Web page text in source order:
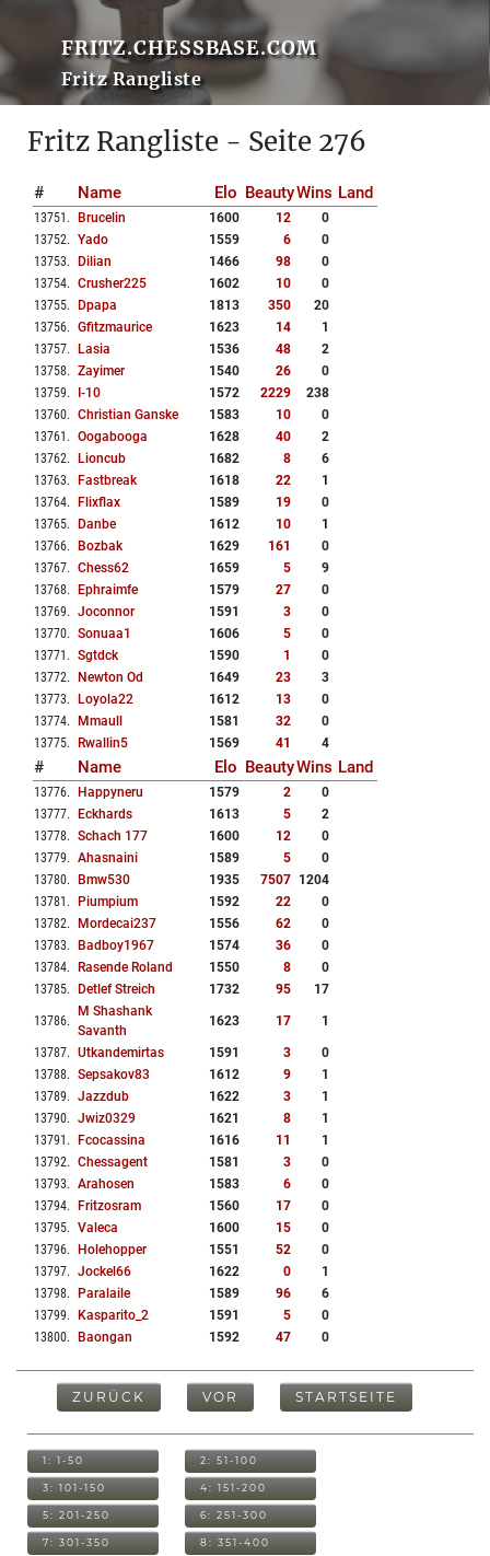
FRITZ.CHESSBASE.COM
Fritz Rangliste
Fritz Rangliste - Seite 276
# Name Elo BeautyWins Land
13751 . Brucelin 1600 12
0
13752. Yado 1559 6
0
13753. Dilian 1466 98
0
13754. Crusher225 1602 10
0
13755. Dpapa 1813 350
20
13756. Gfitzmaurice 1623 14
1
13757. Lasia 1536 48
2
13758. Zayimer 1540 26
0
13759. I-10 1572 2229
238
13760. Christian Ganske 1583 10
0
13761 . Oogabooga 1628 40
2
13762. Lioncub 1682 8
6
13763. Fastbreak 1618 22
1
13764. Flixflax 1589 19
0
13765. Danbe 1612 10
1
13766. Bozbak 1629 161
0
13767. Chess62 1659 5
9
13768. Ephraimfe 1579 27
0
13769. Joconnor 1591 3
0
13770. Sonuaa1 1606 5
0
13771 . Sgtdck 1590 1
0
13772. Newton Od 1649 23
3
13773. Loyola22 1612 13
0
13774. Mmaull 1581 32
0
13775. Rwallin5 1569 41 4
# Name Elo BeautyWins Land
13776. Happyneru 1579 2
0
13777. Eckhards 1613 5
2
13778. Schach 177 1600 12
0
13779. Ahasnaini 1589 5
0
13780. Bmw530 1935 7507 1204
13781 . Piumpium 1592 22
0
13782. Mordecai237 1556 62
0
13783. Badboy1967 1574 36
0
13784. Rasende Roland 1550 8
0
13785. Detlef Streich 1732 95 17
13786.
M Shashank
Savanth
1623 17 1
13787. Utkandemirtas 1591 3
0
13788. Sepsakov83 1612 9
1
13789. Jazzdub 1622 3
1
13790. Jwiz0329 1621 8
1
13791 . Fcocassina 1616 11
1
13792. Chessagent 1581 3
0
13793. Arahosen 1583 6
0
13794. Fritzosram 1560 17
0
13795. Valeca 1600 15
0
13796. Holehopper 1551 52
0
13797. Jockel66 1622 0
1
13798. Paralaile 1589 96
6
13799. Kasparito_2 1591 5
0
13800. Baongan 1592 47 0
ZURÜCK VOR STARTSEITE
1: 1-50 2: 51-100
3: 101-150 4: 151-200
5: 201-250 6: 251-300
7: 301-350 8: 351-400